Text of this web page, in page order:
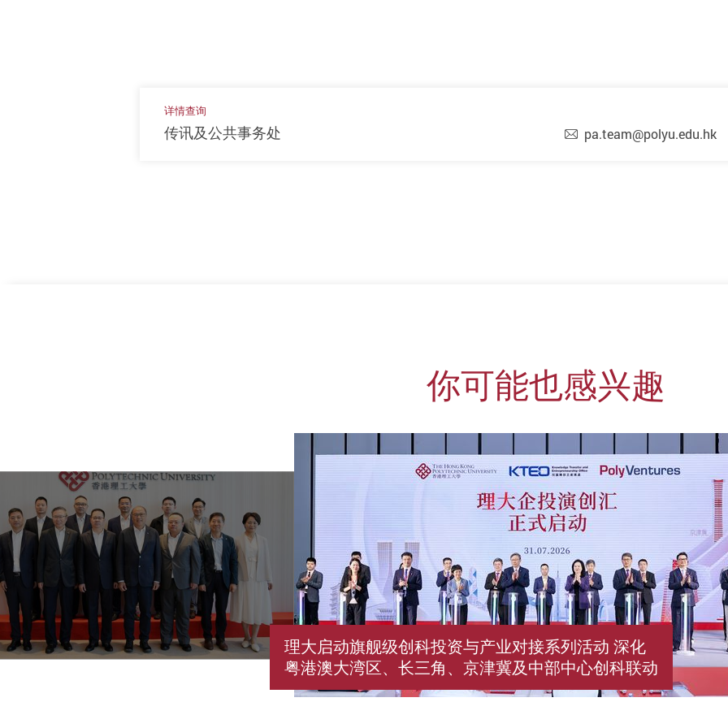
详情查询
传讯及公共事务处 pa.team@polyu.edu.hk
你可能也感兴趣
理大启动旗舰级创科投资与产业对接系列活动 深化
粤港澳大湾区、长三角、京津冀及中部中心创科联动